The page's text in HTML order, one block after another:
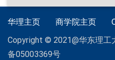
华理主页 商学院主页
Copyright © 2021@华东理工
备05003369号